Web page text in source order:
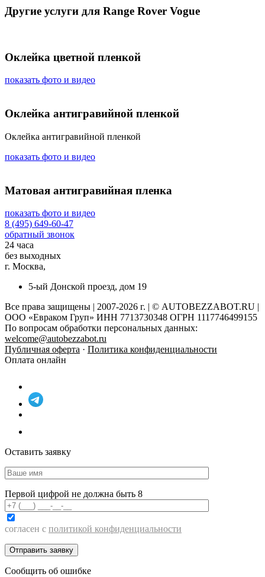
Другие услуги для Range Rover Vogue
Оклейка цветной пленкой
показать фото и видео
Оклейка антигравийной пленкой
Оклейка антигравийной пленкой
показать фото и видео
Матовая антигравийная пленка
показать фото и видео
8 (495) 649-60-47
обратный звонок
24 часа
без выходных
г. Москва,
5-ый Донской проезд, дом 19
Все права защищены | 2007-2026 г. | © AUTOBEZZABOT.RU |
ООО «Евраком Груп» ИНН 7713730348 ОГРН 1117746499155
По вопросам обработки персональных данных:
welcome@autobezzabot.ru
Публичная оферта · Политика конфиденциальности
Оплата онлайн
Оставить заявку
Первой цифрой не должна быть 8
согласен с политикой конфиденциальности
Сообщить об ошибке